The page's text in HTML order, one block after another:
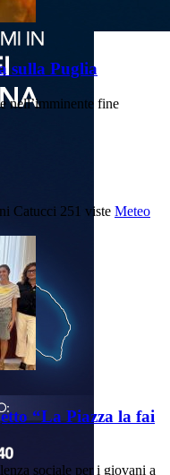
sulla Puglia
nell’imminente fine
Catucci 251 viste Meteo
“La Piazza la fai
sociale per i giovani a